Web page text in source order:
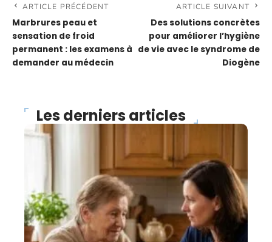
ARTICLE PRÉCÉDENT
Marbrures peau et
sensation de froid
permanent : les examens à
demander au médecin
ARTICLE SUIVANT
Des solutions concrètes
pour améliorer l’hygiène
de vie avec le syndrome de
Diogène
Les derniers articles